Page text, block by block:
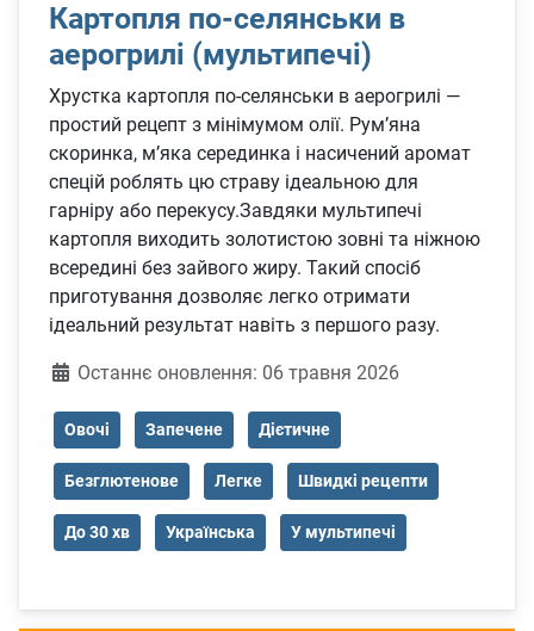
Картопля по-селянськи в
аерогрилі (мультипечі)
Хрустка картопля по-селянськи в аерогрилі —
простий рецепт з мінімумом олії. Рум’яна
скоринка, м’яка серединка і насичений аромат
спецій роблять цю страву ідеальною для
гарніру або перекусу.Завдяки мультипечі
картопля виходить золотистою зовні та ніжною
всередині без зайвого жиру. Такий спосіб
приготування дозволяє легко отримати
ідеальний результат навіть з першого разу.
ДеталіОстаннє оновлення: 06 травня 2026
Овочі Запечене Дієтичне
Безглютенове Легке Швидкі рецепти
До 30 хв Українська У мультипечі